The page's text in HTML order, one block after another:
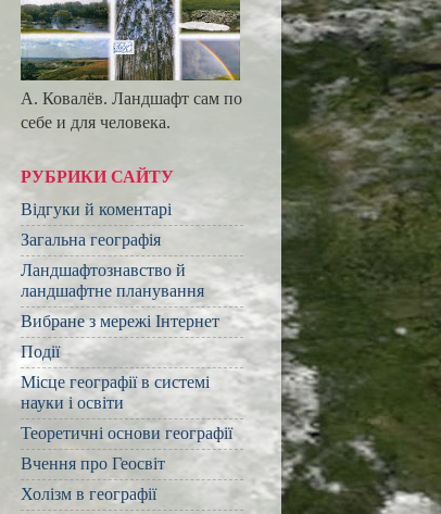
А. Ковалёв. Ландшафт сам по
себе и для человека.
РУБРИКИ САЙТУ
Відгуки й коментарі
Загальна географія
Ландшафтознавство й
ландшафтне планування
Вибране з мережі Інтернет
Події
Місце географії в системі
науки і освіти
Теоретичні основи географії
Вчення про Геосвіт
Холізм в географії